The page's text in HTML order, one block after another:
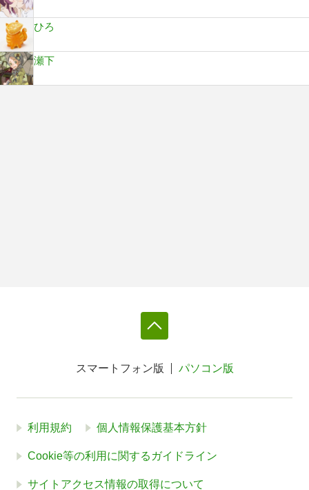
ひろ
瀬下
スマートフォン版 パソコン版
利用規約 個人情報保護基本方針
Cookie等の利用に関するガイドライン
サイトアクセス情報の取得について